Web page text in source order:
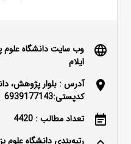
language
وب سایت دانشگاه
ایلام
location_on
آدرس : بلوار پژوهش،
کدپستی:6939177143
event_note تعداد مطالب : 4420
رتبه‌بندی دانشگاه